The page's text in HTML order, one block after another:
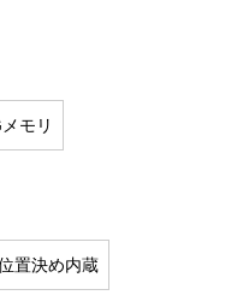
モリ
置決め内蔵